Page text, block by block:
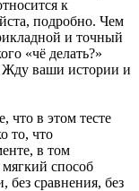
к
подробно. Чем
и точный
«чё делать?»
Жду ваши истории и
что в этом тесте
то, что
в том
способ
без сравнения, без